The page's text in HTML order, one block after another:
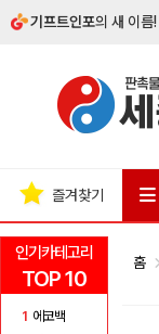
기프트인포의 새 이름!
인기카테고리
TOP 10
1 에코백
즐겨찾기
홈